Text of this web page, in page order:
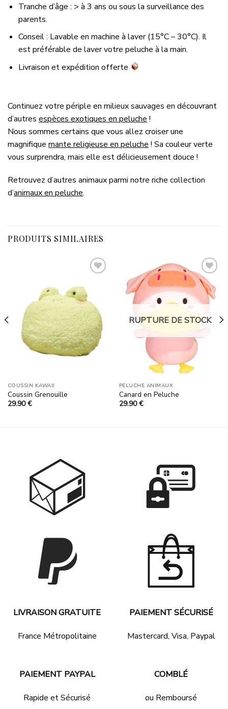
Tranche d’âge : > à 3 ans ou sous la surveillance des
parents.
Conseil : Lavable en machine à laver (15°C – 30°C). Il
est préférable de laver votre peluche à la main.
Livraison et expédition offerte
Continuez votre périple en milieux sauvages en découvrant
d’autres espèces exotiques en peluche !
Nous sommes certains que vous allez croiser une
magnifique mante religieuse en peluche ! Sa couleur verte
vous surprendra, mais elle est délicieusement douce !
Retrouvez d’autres animaux parmi notre riche collection
d’animaux en peluche.
PRODUITS SIMILAIRES
Ajouter
à la
liste
d’envies
COUSSIN KAWAII
Coussin Grenouille
29.90€
Ajouter
à la
liste
d’envies
RUPTURE DE STOCK
PELUCHE ANIMAUX
Canard en Peluche
29.90€
LIVRAISON GRATUITE
France Métropolitaine
PAIEMENT SÉCURISÉ
Mastercard, Visa, Paypal
PAIEMENT PAYPAL
Rapide et Sécurisé
COMBLÉ
ou Remboursé